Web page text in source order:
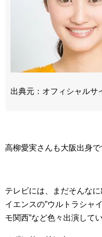
出典元：オフィシャルサ
高柳愛実さんも大阪出身で
テレビには、まだそんな
イエンスの”ウルトラシャ
モ関西”など色々出演して